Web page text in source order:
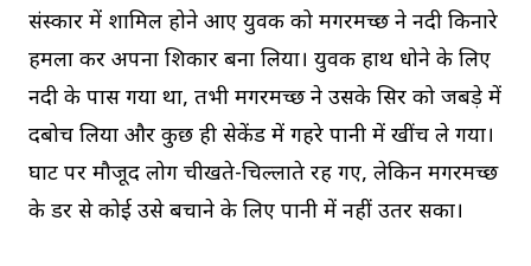
संस्कार में शामिल होने आए युवक को मगरमच्छ ने नदी किनारे
हमला कर अपना शिकार बना लिया। युवक हाथ धोने के लिए
नदी के पास गया था, तभी मगरमच्छ ने उसके सिर को जबड़े में
दबोच लिया और कुछ ही सेकेंड में गहरे पानी में खींच ले गया।
घाट पर मौजूद लोग चीखते-चिल्लाते रह गए, लेकिन मगरमच्छ
के डर से कोई उसे बचाने के लिए पानी में नहीं उतर सका।